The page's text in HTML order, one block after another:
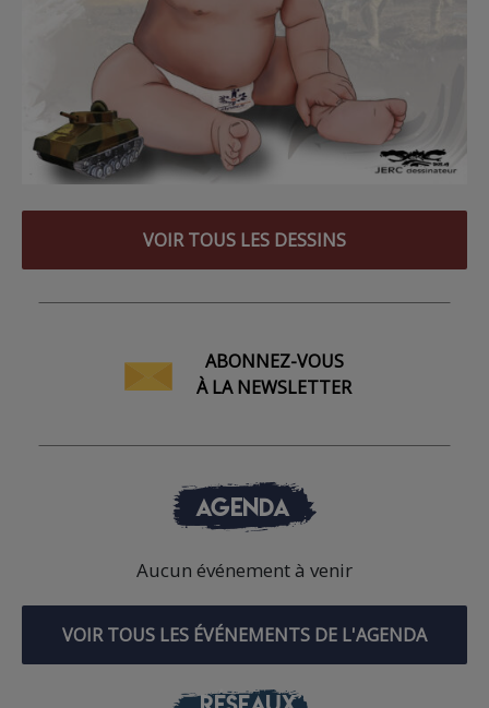
VOIR TOUS LES DESSINS
ABONNEZ-VOUS
À LA NEWSLETTER
AGENDA
Aucun événement à venir
VOIR TOUS LES ÉVÉNEMENTS DE L'AGENDA